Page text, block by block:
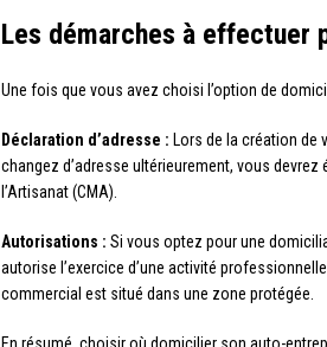
Les démarches à effectuer
Une fois que vous avez choisi l’option de
Déclaration d’adresse : Lors de la création de
changez d’adresse ultérieurement, vous
l’Artisanat (CMA).
Autorisations : Si vous optez pour une
autorise l’exercice d’une activité
commercial est situé dans une zone protégée.